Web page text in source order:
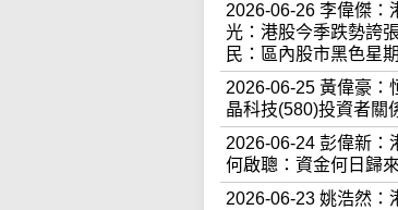
2026-06-26 李偉傑：
光：港股今季跌勢誇
民：區內股市黑色星
2026-06-25 黃偉豪：
晶科技(580)投資者關
2026-06-24 彭偉新：
何啟聰：資金何日歸
2026-06-23 姚浩然：